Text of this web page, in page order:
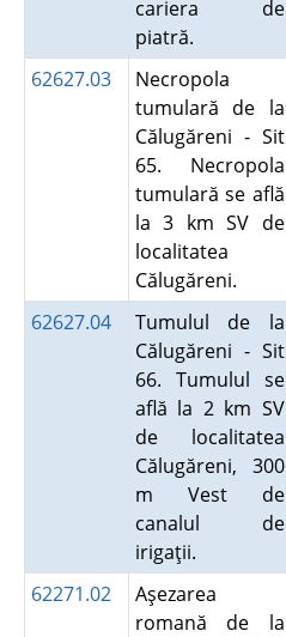
cariera de
piatră.
62627.03
Necropola
tumulară de la
Călugăreni - Sit
65. Necropola
tumulară se află
la 3 km SV de
localitatea
Călugăreni.
62627.04
Tumulul de la
Călugăreni - Sit
66. Tumulul se
află la 2 km SV
de localitatea
Călugăreni, 300
m Vest de
canalul de
irigaţii.
62271.02
Aşezarea
romană de la